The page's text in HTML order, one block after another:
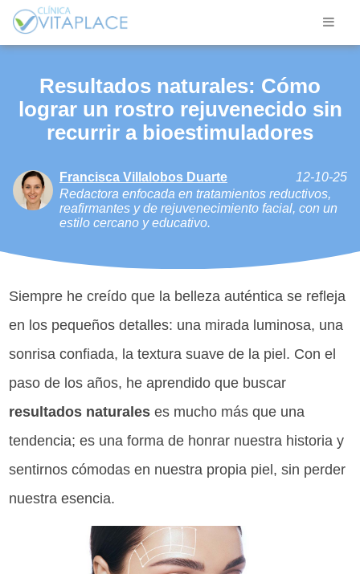
Resultados naturales: Cómo
lograr un rostro rejuvenecido sin
recurrir a bioestimuladores
Francisca Villalobos Duarte
12-10-25
Redactora enfocada en tratamientos reductivos,
reafirmantes y de rejuvenecimiento facial, con un
estilo cercano y educativo.
Siempre he creído que la belleza auténtica se refleja
en los pequeños detalles: una mirada luminosa, una
sonrisa confiada, la textura suave de la piel. Con el
paso de los años, he aprendido que buscar
resultados naturales es mucho más que una
tendencia; es una forma de honrar nuestra historia y
sentirnos cómodas en nuestra propia piel, sin perder
nuestra esencia.